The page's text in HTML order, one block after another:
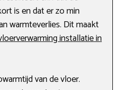
is en dat er zo min
warmteverlies. Dit maakt
installatie in
van de vloer.